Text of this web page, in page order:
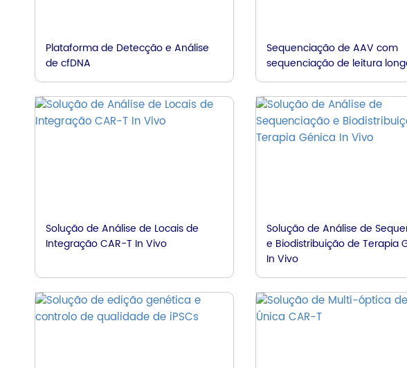
Plataforma de Detecção e Análise
de cfDNA
Sequenciação de AAV com
sequenciação de leitura
Solução de Análise de Locais de
Integração CAR-T In Vivo
Solução de Análise de
e Biodistribuição de Terapia
In Vivo